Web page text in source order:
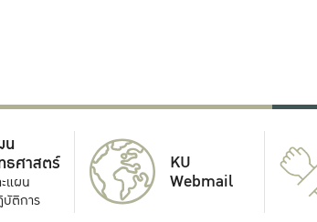
น
ธศาสตร์
แผน
ติการ
KU
Webmail